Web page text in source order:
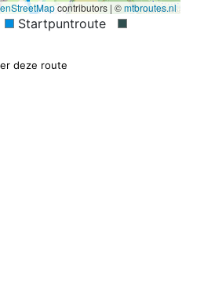
contributors | ©mtbroutes.nl
Startpuntroute
deze route